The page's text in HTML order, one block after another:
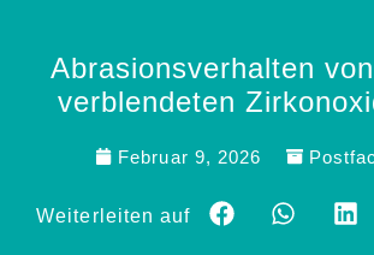
Abrasionsverhalten
verblendeten
Februar 9, 2026
Weiterleiten auf